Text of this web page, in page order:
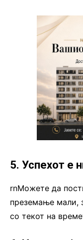
5. Успехот е
rnМожете да
преземање мали,
со текот на